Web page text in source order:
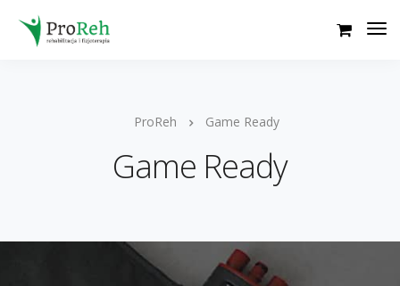
ProReh Game Ready
Game Ready